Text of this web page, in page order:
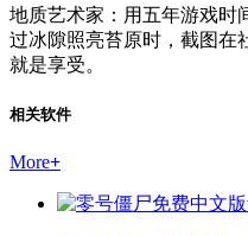
地质艺术家：用五年游戏时
过冰隙照亮苔原时，截图在
就是享受。
相关软件
More+